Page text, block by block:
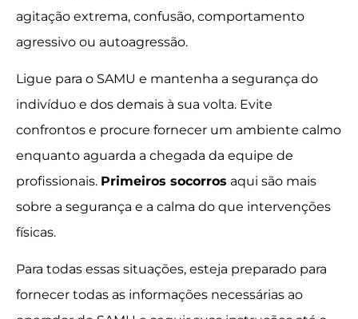
agitação extrema, confusão, comportamento
agressivo ou autoagressão.
Ligue para o SAMU e mantenha a segurança do
indivíduo e dos demais à sua volta. Evite
confrontos e procure fornecer um ambiente calmo
enquanto aguarda a chegada da equipe de
profissionais. Primeiros socorros aqui são mais
sobre a segurança e a calma do que intervenções
físicas.
Para todas essas situações, esteja preparado para
fornecer todas as informações necessárias ao